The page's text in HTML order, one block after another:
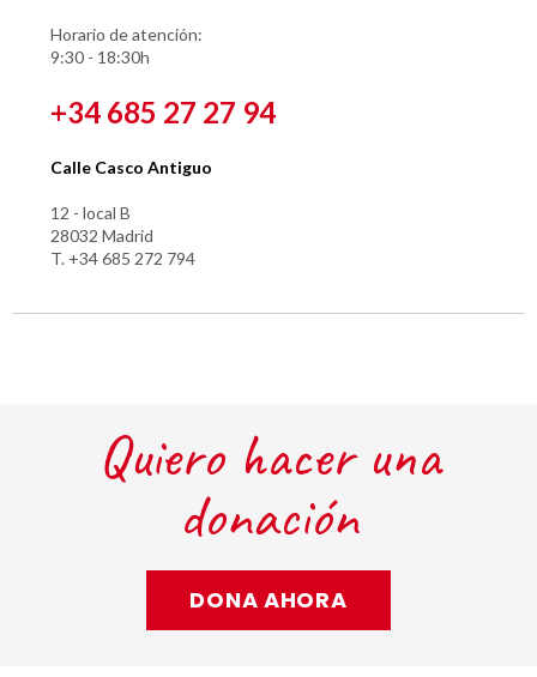
Horario de atención:
9:30 - 18:30h
+34 685 27 27 94
Calle Casco Antiguo
12 - local B
28032 Madrid
T. +34 685 272 794
Quiero hacer una
donación
DONA AHORA